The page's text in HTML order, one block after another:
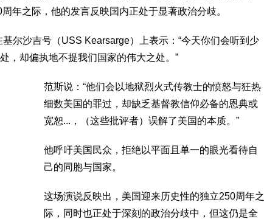
年之际，他的发言反映国内正处于显著政治分歧。
尔沙吉号（USS Kearsarge）上表示：“今天你们会听到少
，却偏执地不提我们国家的伟大之处。”
范斯说：“他们会以地狱烈火式传教士的愤怒与狂热
细数美国的罪过，却缺乏基督教信仰必备的恩典或
宽恕...，（这些批评者）误解了美国的本质。”
他呼吁美国民众，拒绝以平面且单一的眼光看待自
己的同胞与国家。
这场演说反映出，美国迎来历史性的独立250周年之
际，同时也正处于深刻的政治分歧中，但这仍是全